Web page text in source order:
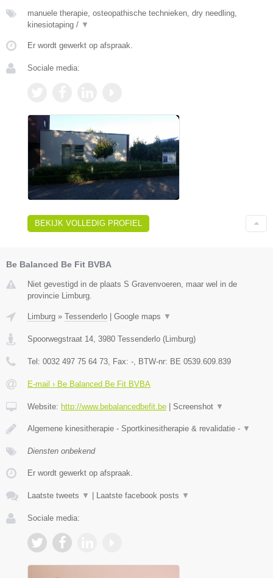
manuele therapie, osteopathische technieken, dry needling,
kinesiotaping / ▼
Er wordt gewerkt op afspraak.
Sociale media:
BEKIJK VOLLEDIG PROFIEL
Be Balanced Be Fit BVBA
Niet gevestigd in de plaats S Gravenvoeren, maar wel in de
provincie Limburg.
Limburg » Tessenderlo | Google maps ▼
Spoorwegstraat 14 3980 Tessenderlo (Limburg)
Tel: 0032 497 75 64 73 , Fax: - , BTW-nr: BE 0539.609.839
E-mail › Be Balanced Be Fit BVBA
Website: http://www.bebalancedbefit.be | Screenshot ▼
Algemene kinesitherapie - Sportkinesitherapie & revalidatie - ▼
Diensten onbekend
Er wordt gewerkt op afspraak.
Laatste tweets ▼ | Laatste facebook posts ▼
Sociale media: